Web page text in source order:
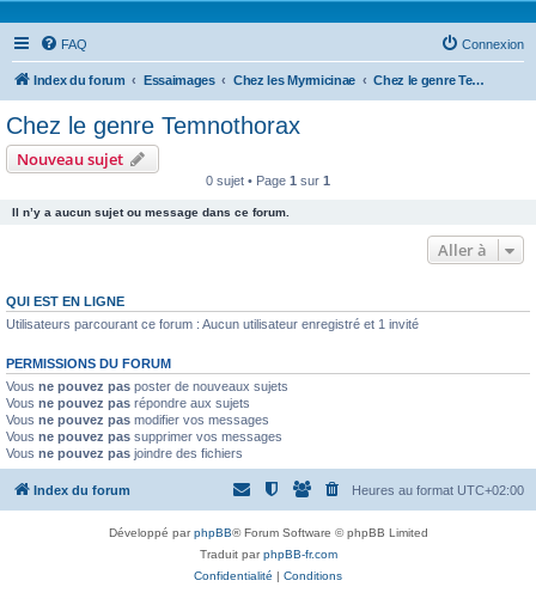
FAQ Connexion
Index du forum Essaimages Chez les Myrmicinae Chez le genre Temnothorax
Chez le genre Temnothorax
Nouveau sujet
0 sujet • Page 1 sur 1
Il n’y a aucun sujet ou message dans ce forum.
Aller à
QUI EST EN LIGNE
Utilisateurs parcourant ce forum : Aucun utilisateur enregistré et 1 invité
PERMISSIONS DU FORUM
Vous ne pouvez pas poster de nouveaux sujets
Vous ne pouvez pas répondre aux sujets
Vous ne pouvez pas modifier vos messages
Vous ne pouvez pas supprimer vos messages
Vous ne pouvez pas joindre des fichiers
Index du forum Heures au format UTC+02:00
Développé parphpBB® Forum Software © phpBB Limited
Traduit parphpBB-fr.com
Confidentialité | Conditions